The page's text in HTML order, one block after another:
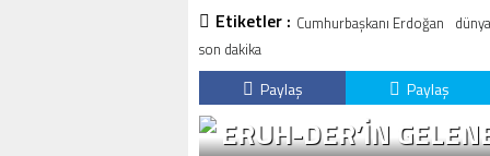
Etiketler : Cumhurbaşkanı Erdoğan dünya
son dakika
Paylaş Paylaş
ERUH-DER’IN